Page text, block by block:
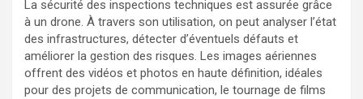
La sécurité des inspections techniques est assurée grâce
à un drone. À travers son utilisation, on peut analyser l’état
des infrastructures, détecter d’éventuels défauts et
améliorer la gestion des risques. Les images aériennes
offrent des vidéos et photos en haute définition, idéales
pour des projets de communication, le tournage de films